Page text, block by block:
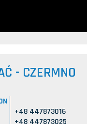
- CZERMNO
+48 447873016
+48 447873025